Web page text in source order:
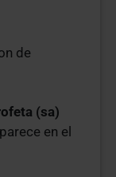
de
(sa)
en el